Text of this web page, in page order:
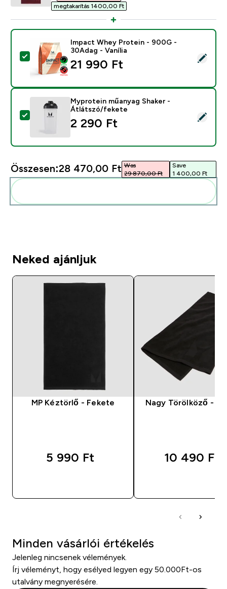
megtakarítás 1400,00 Ft‎
Termék kiválasztása - Impact Whey Protein - 900G -
Impact Whey Protein - 900G -
30Adag - Vanília
21 990 Ft‎
Termék kiválasztása - Myprotein műanyag Shaker -
Myprotein műanyag Shaker -
Átlátszó/fekete
2 290 Ft‎
Összesen:28 470,00 Ft‎ Was
29 870,00 Ft‎
Save
1 400,00 Ft‎
Neked ajánljuk
MP Kéztörlő - Fekete
5 990 Ft‎
Nagy Törölköző -
10 490 Ft‎
Minden vásárlói értékelés
Jelenleg nincsenek vélemények.
Írj véleményt, hogy esélyed legyen egy 50.000Ft-os
utalvány megnyerésére.